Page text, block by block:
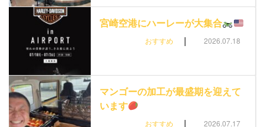
宮崎空港にハーレーが大集合
おすすめ | 2026.07.18
マンゴーの加工が最盛期を迎えて
います
おすすめ | 2026.07.17